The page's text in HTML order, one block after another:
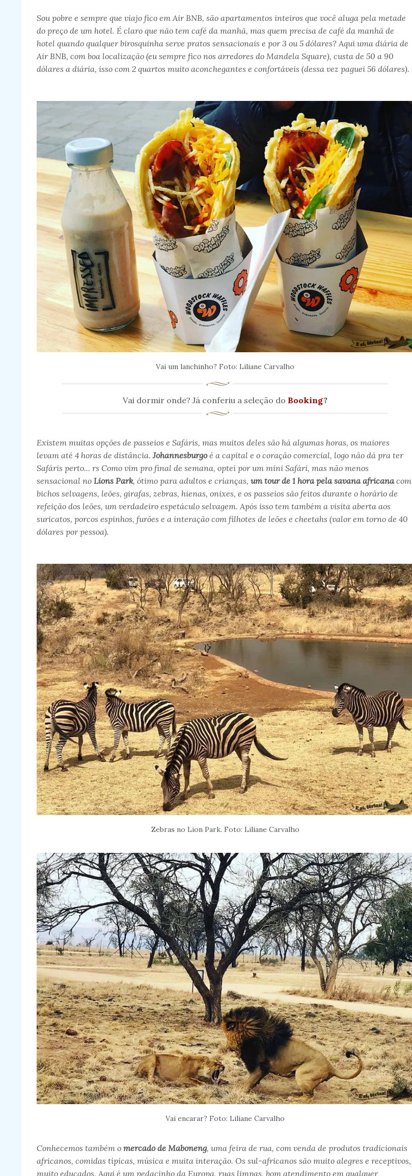
Sou pobre e sempre que viajo fico em Air BNB, são apartamentos inteiros que você aluga pela metade
do preço de um hotel. É claro que não tem café da manhã, mas quem precisa de café da manhã de
hotel quando qualquer birosquinha serve pratos sensacionais e por 3 ou 5 dólares? Aqui uma diária de
Air BNB, com boa localização (eu sempre fico nos arredores do Mandela Square), custa de 50 a 90
dólares a diária, isso com 2 quartos muito aconchegantes e confortáveis (dessa vez paguei 56 dólares).
Vai um lanchinho? Foto: Liliane Carvalho
Vai dormir onde? Já conferiu a seleção do Booking?
Existem muitas opções de passeios e Safáris, mas muitos deles são há algumas horas, os maiores
levam até 4 horas de distância.Johannesburgoé a capital e o coração comercial, logo não dá pra ter
Safáris perto... rs Como vim pro final de semana, optei por um mini Safári, mas não menos
sensacional no Lions Park, ótimo para adultos e crianças, um tour de 1 hora pela savana africanacom
bichos selvagens, leões, girafas, zebras, hienas, onixes, e os passeios são feitos durante o horário de
refeição dos leões, um verdadeiro espetáculo selvagem. Após isso tem também a visita aberta aos
suricatos, porcos espinhos, furões e a interação com filhotes de leões e cheetahs (valor em torno de 40
dólares por pessoa).
Zebras no Lion Park. Foto: Liliane Carvalho
Vai encarar? Foto: Liliane Carvalho
Conhecemos também o mercado de Maboneng, uma feira de rua, com venda de produtos tradicionais
africanos, comidas típicas, música e muita interação. Os sul-africanos são muito alegres e receptivos,
muito educados. Aqui é um pedacinho da Europa, ruas limpas, bom atendimento em qualquer